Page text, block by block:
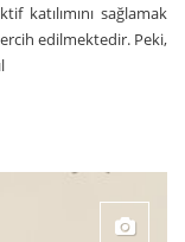
katılımını sağlamak
edilmektedir. Peki,